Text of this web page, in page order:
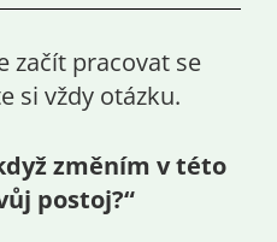
začít pracovat se
si vždy otázku.
změním v této
postoj?“